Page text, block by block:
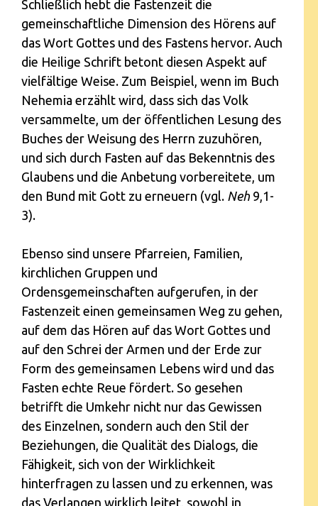
Schließlich hebt die Fastenzeit die
gemeinschaftliche Dimension des Hörens auf
das Wort Gottes und des Fastens hervor. Auch
die Heilige Schrift betont diesen Aspekt auf
vielfältige Weise. Zum Beispiel, wenn im Buch
Nehemia erzählt wird, dass sich das Volk
versammelte, um der öffentlichen Lesung des
Buches der Weisung des Herrn zuzuhören,
und sich durch Fasten auf das Bekenntnis des
Glaubens und die Anbetung vorbereitete, um
den Bund mit Gott zu erneuern (vgl. Neh 9,1-
3).
Ebenso sind unsere Pfarreien, Familien,
kirchlichen Gruppen und
Ordensgemeinschaften aufgerufen, in der
Fastenzeit einen gemeinsamen Weg zu gehen,
auf dem das Hören auf das Wort Gottes und
auf den Schrei der Armen und der Erde zur
Form des gemeinsamen Lebens wird und das
Fasten echte Reue fördert. So gesehen
betrifft die Umkehr nicht nur das Gewissen
des Einzelnen, sondern auch den Stil der
Beziehungen, die Qualität des Dialogs, die
Fähigkeit, sich von der Wirklichkeit
hinterfragen zu lassen und zu erkennen, was
das Verlangen wirklich leitet, sowohl in